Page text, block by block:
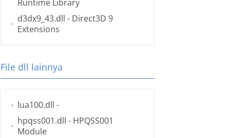
Runtime Library
d3dx9_43.dll - Direct3D 9
Extensions
File dll lainnya
lua100.dll -
hpqss001.dll - HPQSS001
Module